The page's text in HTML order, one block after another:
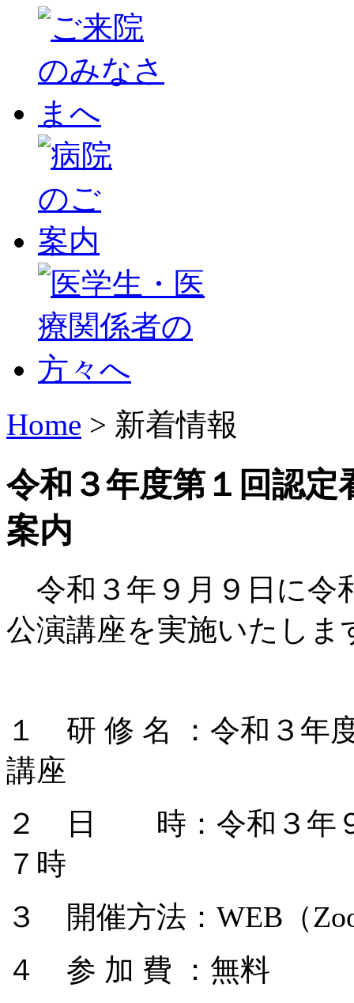
Home > 新着情報
令和３年度第１回認
案内
令和３年９月９日に令
公演講座を実施いたしま
１ 研 修 名 ：令和３年
講座
２ 日 時：令和３年９
７時
３ 開催方法：WEB（
４ 参 加 費 ：無料